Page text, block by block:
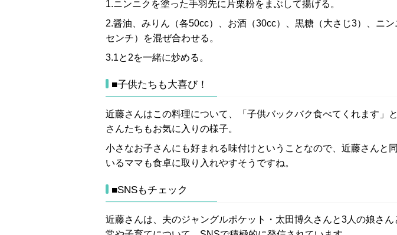
1.ニンニクを塗った手羽先に片栗粉をまぶして揚げる。
2.醤油、みりん（各50cc）、お酒（30cc）、黒糖（大さじ3）、ニ
センチ）を混ぜ合わせる。
3.1と2を一緒に炒める。
■子供たちも大喜び！
近藤さんはこの料理について、「子供バックバク食べてくれます」
さんたちもお気に入りの様子。
小さなお子さんにも好まれる味付けということなので、近藤さんと
いるママも食卓に取り入れやすそうですね。
■SNSもチェック
近藤さんは、夫のジャングルポケット・太田博久さんと3人の娘さん